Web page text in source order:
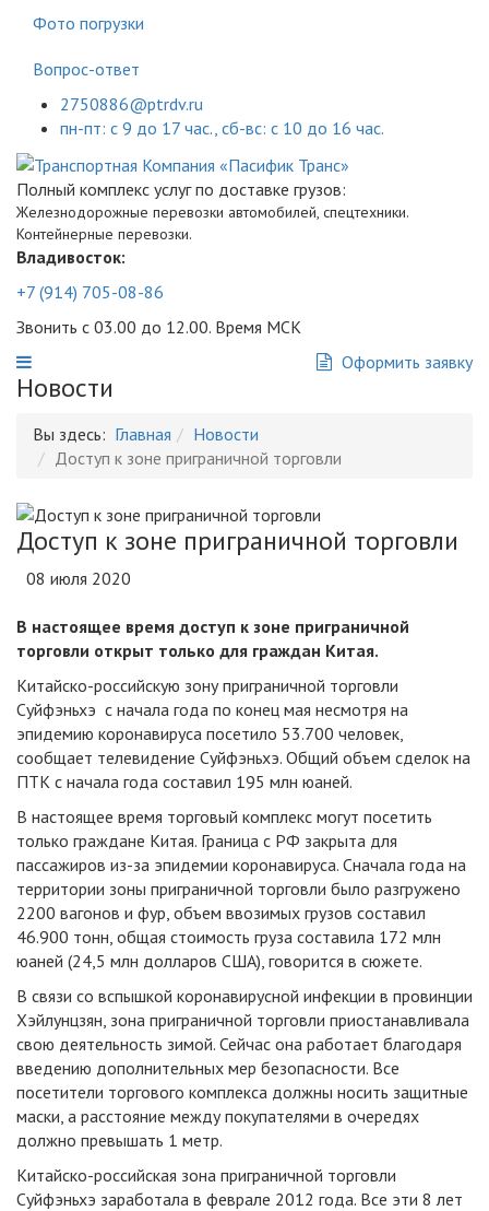
Фото погрузки
Вопрос-ответ
2750886@ptrdv.ru
пн-пт: с 9 до 17 час., сб-вс: с 10 до 16 час.
Полный комплекс услуг по доставке грузов:
Железнодорожные перевозки автомобилей, спецтехники.
Контейнерные перевозки.
Владивосток:
+7 (914) 705-08-86
Звонить с 03.00 до 12.00. Время МСК
Оформить заявку
Новости
Вы здесь: Главная
Новости
Доступ к зоне приграничной торговли
Доступ к зоне приграничной торговли
08 июля 2020
В настоящее время доступ к зоне приграничной
торговли открыт только для граждан Китая.
Китайско-российскую зону приграничной торговли
Суйфэньхэ с начала года по конец мая несмотря на
эпидемию коронавируса посетило 53.700 человек,
сообщает телевидение Суйфэньхэ. Общий объем сделок на
ПТК с начала года составил 195 млн юаней.
В настоящее время торговый комплекс могут посетить
только граждане Китая. Граница с РФ закрыта для
пассажиров из-за эпидемии коронавируса. Сначала года на
территории зоны приграничной торговли было разгружено
2200 вагонов и фур, объем ввозимых грузов составил
46.900 тонн, общая стоимость груза составила 172 млн
юаней (24,5 млн долларов США), говорится в сюжете.
В связи со вспышкой коронавирусной инфекции в провинции
Хэйлунцзян, зона приграничной торговли приостанавливала
свою деятельность зимой. Сейчас она работает благодаря
введению дополнительных мер безопасности. Все
посетители торгового комплекса должны носить защитные
маски, а расстояние между покупателями в очередях
должно превышать 1 метр.
Китайско-российская зона приграничной торговли
Суйфэньхэ заработала в феврале 2012 года. Все эти 8 лет